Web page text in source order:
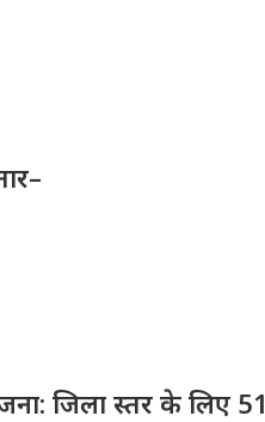
जिला स्तर के लिए 51